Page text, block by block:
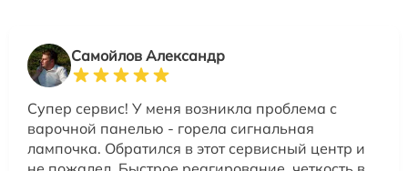
Самойлов Александр
Супер сервис! У меня возникла проблема с
варочной панелью - горела сигнальная
лампочка. Обратился в этот сервисный центр и